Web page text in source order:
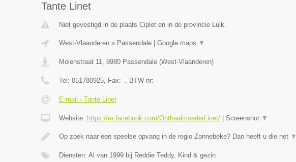
Tante Linet
Niet gevestigd in de plaats Ciplet en in de provincie Luik.
West-Vlaanderen» Passendale| Google maps ▼
Molenstraat 11, 8980 Passendale(West-Vlaanderen)
Tel: 051780925, Fax: -, BTW-nr: -
E-mail › Tante Linet
Website: https://m.facebook.com/OnthaalmoederLinet/| Screenshot ▼
Op zoek naar een speelse opvang in de regio Zonnebeke? Dan heeft u die net ▼
Diensten: Al van 1999 bij Reddie Teddy, Kind & gezin